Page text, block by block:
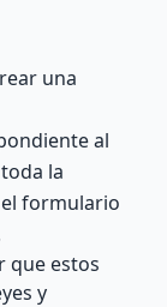
una
al
la
formulario
que estos
y